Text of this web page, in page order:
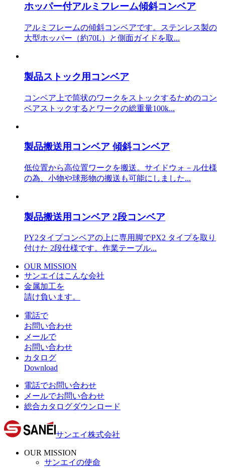
ホッパー付アルミフレーム傾斜コンベア
アルミフレームの傾斜コンベアです。ステンレス製の
大型ホッパー（約70L）と側面ガイドを取...
製品ストック用コンベア
コンベア上で筒状のワークをストックするためのコン
ベアストックするとワークの総重量100k...
製品搬送用コンベア 傾斜コンベア
低位置から高位置ワークを搬送。サイドウォ－ル仕様
の為、小物や球形物の搬送も可能にしました...
製品搬送用コンベア 2段コンベア
PY2タイプコンベアの上に専用脚でPX2 タイプを取り
付けた 2段仕様です。作業テーブル...
OUR MISSION
サンエイはこんな会社
金属加工を
請け負います。
電話で
お問い合わせ
メールで
お問い合わせ
カタログ
Download
電話でお問い合わせ
メールでお問い合わせ
総合カタログダウンロード
サンエイ株式会社
OUR MISSION
サンエイの使命